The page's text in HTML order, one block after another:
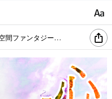
心霊刑事楓: 最低賃金バイト編Ⅰ (亜空間ファンタジーノベルズ)